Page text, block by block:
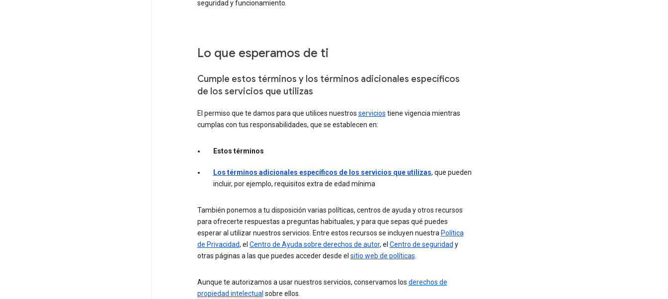
seguridad y funcionamiento.
Lo que esperamos de ti
Cumple estos términos y los términos adicionales específicos
de los servicios que utilizas
El permiso que te damos para que utilices nuestros servicios tiene vigencia mientras
cumplas con tus responsabilidades, que se establecen en:
Estos términos
Los términos adicionales específicos de los servicios que utilizas, que pueden
incluir, por ejemplo, requisitos extra de edad mínima
También ponemos a tu disposición varias políticas, centros de ayuda y otros recursos
para ofrecerte respuestas a preguntas habituales, y para que sepas qué puedes
esperar al utilizar nuestros servicios. Entre estos recursos se incluyen nuestra Política
de Privacidad, el Centro de Ayuda sobre derechos de autor, el Centro de seguridad y
otras páginas a las que puedes acceder desde el sitio web de políticas.
Aunque te autorizamos a usar nuestros servicios, conservamos los derechos de
propiedad intelectual sobre ellos.